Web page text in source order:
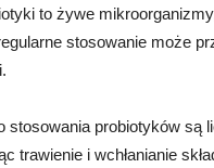
to żywe
stosowanie może
stosowania probiotyków są
trawienie i wchłanianie